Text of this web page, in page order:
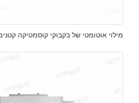
מילוי אוטומטי של בקבוקי קוסמטיקה